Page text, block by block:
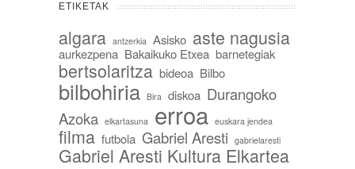
ETIKETAK
algara antzerkia Asisko aste nagusia
aurkezpena Bakaikuko Etxea barnetegiak
bertsolaritza bideoa Bilbo
bilbohiria Bira diskoa Durangoko
Azoka elkartasuna erroa euskara jendea
filma futbola Gabriel Aresti gabrielaresti
Gabriel Aresti Kultura Elkartea